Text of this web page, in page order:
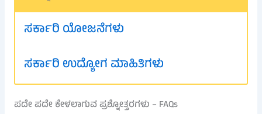
ಸರ್ಕಾರಿ ಯೋಜನೆಗಳು
ಸರ್ಕಾರಿ ಉದ್ಯೋಗ ಮಾಹಿತಿಗಳು
ಪದೇ ಪದೇ ಕೇಳಲಾಗುವ ಪ್ರಶ್ನೋತ್ತರಗಳು – FAQs